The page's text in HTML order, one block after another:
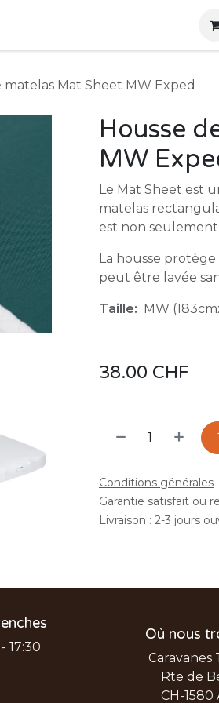
matelas Mat Sheet MW Exped
Housse
MW
Le Mat Sheet est
matelas
est non seulement
La housse
peut être lavée
Taille: MW
38.00 CHF
Conditions générales
Garantie satisfait ou
Livraison : 2-3 jours
17:30
Où nous
Caravanes
Rte de
CH-1580